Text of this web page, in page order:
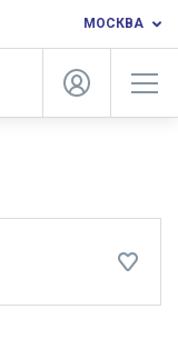
МОСКВА